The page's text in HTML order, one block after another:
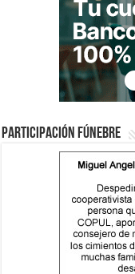
Participación fúnebre